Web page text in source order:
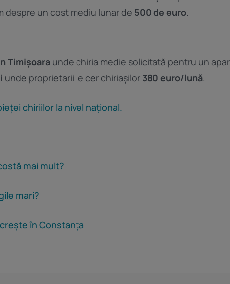
despre un cost mediu lunar de 500 de euro.
Timișoaraunde chiria medie solicitată pentru un
unde proprietarii le cer chiriașilor 380 euro/lună.
chiriilor la nivel național.
mai mult?
mari?
în Constanța